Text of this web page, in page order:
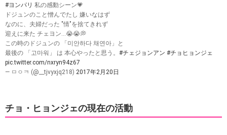
#ヨンパリ 私の感動シーン💗
ドジュンのこと憎んでたし 嫌いなはず
なのに、夫婦だった "情"を捨てきれず
迎えに来た チェヨン…😭😭💭
この時のドジュンの 「미안하다 채연아」と
最後の 「고마워」 は 本心やったと思う。 #チェジョンアン #チョヒョンジェ
pic.twitter.com/nxryn94z67
— ㅁㅇㅋ (@__tjvyxjq218) 2017年2月20日
チョ・ヒョンジェの現在の活動